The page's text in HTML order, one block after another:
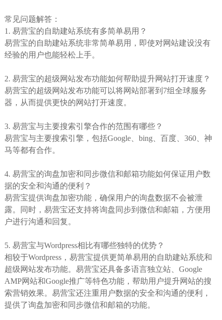
常见问题解答：
1. 易营宝的自助建站系统有多简单易用？
易营宝的自助建站系统非常简单易用，即使对网站建设没有
经验的用户也能轻松上手。
2. 易营宝的超级网站发布功能如何帮助提升网站打开速度？
易营宝的超级网站发布功能可以将网站部署到7组全球服务
器，从而提供更快的网站打开速度。
3. 易营宝与主要搜索引擎合作的范围有哪些？
易营宝与主要搜索引擎，包括Google、bing、百度、360、神
马等都有合作。
4. 易营宝的询盘加密和同步微信和邮箱功能如何保证用户数
据的安全和沟通的便利？
易营宝提供询盘加密功能，确保用户的询盘数据不会被泄
露。同时，易营宝还支持将询盘同步到微信和邮箱，方便用
户进行沟通和回复。
5. 易营宝与Wordpress相比有哪些独特的优势？
相较于Wordpress，易营宝提供更简单易用的自助建站系统和
超级网站发布功能。易营宝还具备多语言独立站、Google
AMP网站和Google推广等特色功能，帮助用户提升网站的搜
索营销效果。易营宝还注重用户数据的安全和沟通的便利，
提供了询盘加密和同步微信和邮箱的功能。